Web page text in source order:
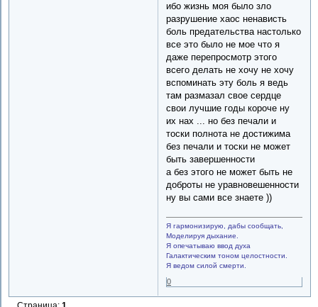
ибо жизнь моя было зло
разрушение хаос ненависть
боль предательства настолько
все это было не мое что я
даже перепросмотр этого
всего делать не хочу не хочу
вспоминать эту боль я ведь
там размазал свое сердце
свои лучшие годы короче ну
их нах ... но без печали и
тоски полнота не достижима
без печали и тоски не может
быть завершенности
а без этого не может быть не
доброты не уравновешенности
ну вы сами все знаете ))
Я гармонизирую, дабы сообщать,
Моделируя дыхание.
Я опечатываю ввод духа
Галактическим тоном целостности.
Я ведом силой смерти.
0